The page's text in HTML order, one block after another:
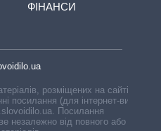
ФІНАНСИ
розміщених на сайті,
посилання (для інтернет-видань
Посилання
незалежно від повного або